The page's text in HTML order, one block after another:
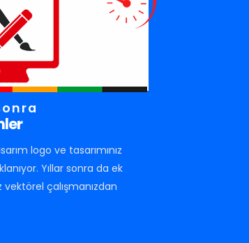
logo ve tasarımınız
Yıllar sonra da ek
çalışmanızdan